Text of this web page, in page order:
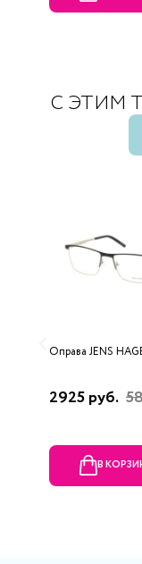
С ЭТИМ
Оправа JENS
2925 руб.
В